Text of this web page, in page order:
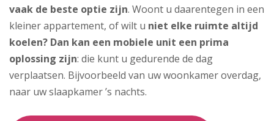
vaak de beste optie zijn. Woont u daarentegen in een
kleiner appartement, of wilt u niet elke ruimte altijd
koelen? Dan kan een mobiele unit een prima
oplossing zijn: die kunt u gedurende de dag
verplaatsen. Bijvoorbeeld van uw woonkamer overdag,
naar uw slaapkamer ’s nachts.